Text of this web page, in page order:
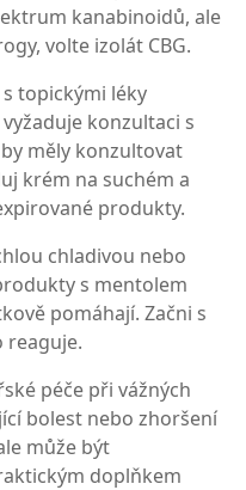
kanabinoidů, ale
volte izolát CBG.
topickými léky
konzultaci s
měly konzultovat
krém na suchém a
produkty.
chladivou nebo
s mentolem
pomáhají. Začni s
reaguje.
péče při vážných
bolest nebo zhoršení
může být
doplňkem